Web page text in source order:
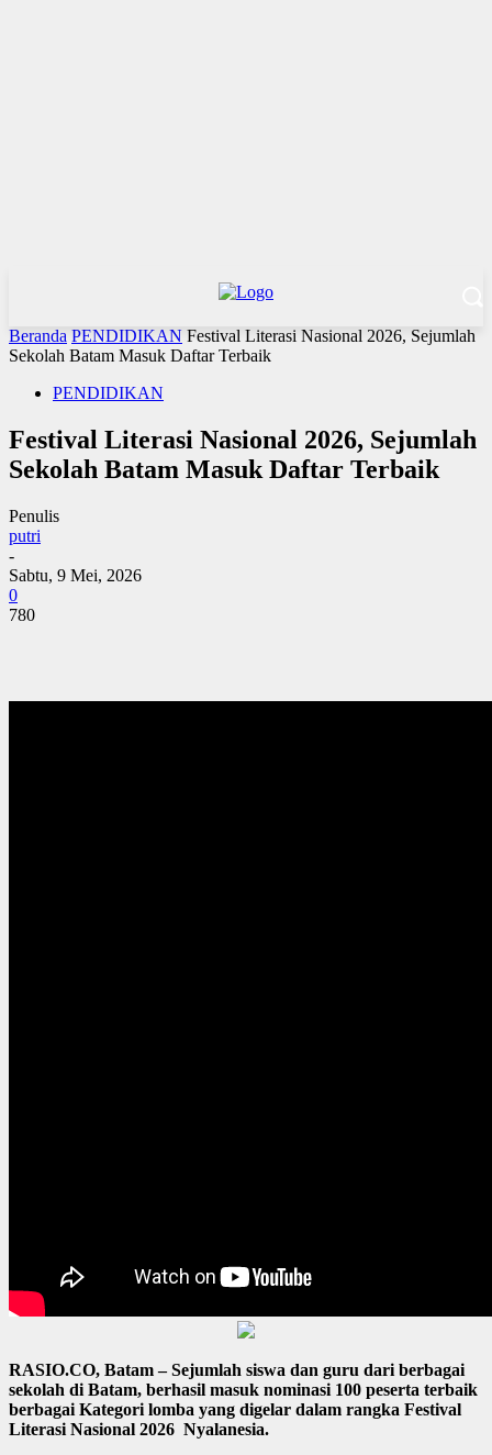
Beranda PENDIDIKAN Festival Literasi Nasional 2026, Sejumlah
Sekolah Batam Masuk Daftar Terbaik
PENDIDIKAN
Festival Literasi Nasional 2026, Sejumlah
Sekolah Batam Masuk Daftar Terbaik
Penulis
putri
-
Sabtu, 9 Mei, 2026
0
780
RASIO.CO, Batam – Sejumlah siswa dan guru dari berbagai
sekolah di Batam, berhasil masuk nominasi 100 peserta terbaik
berbagai Kategori lomba yang digelar dalam rangka Festival
Literasi Nasional 2026 Nyalanesia.